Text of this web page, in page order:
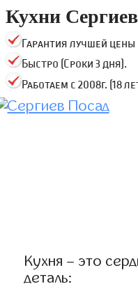
Кухни
Гарантия лучшей цены
Быстро (Сроки 3 дня).
Работаем с 2008г. (18
Кухня – это
деталь: